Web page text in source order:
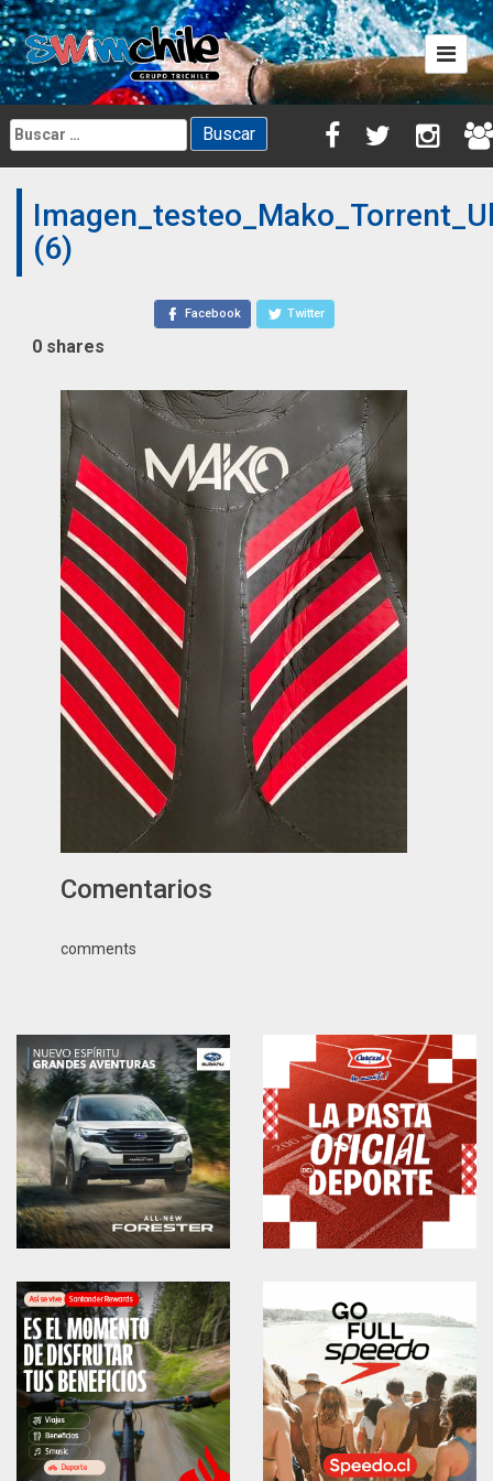
Skip
to
content
Buscar:
(6)
Facebook Twitter
0 shares
Comentarios
comments